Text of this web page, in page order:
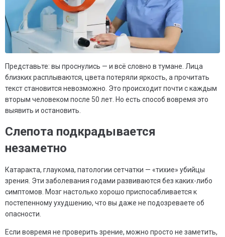
Представьте: вы проснулись — и всё словно в тумане. Лица
близких расплываются, цвета потеряли яркость, а прочитать
текст становится невозможно. Это происходит почти с каждым
вторым человеком после 50 лет. Но есть способ вовремя это
выявить и остановить.
Слепота подкрадывается
незаметно
Катаракта, глаукома, патологии сетчатки — «тихие» убийцы
зрения. Эти заболевания годами развиваются без каких-либо
симптомов. Мозг настолько хорошо приспосабливается к
постепенному ухудшению, что вы даже не подозреваете об
опасности.
Если вовремя не проверить зрение, можно просто не заметить,